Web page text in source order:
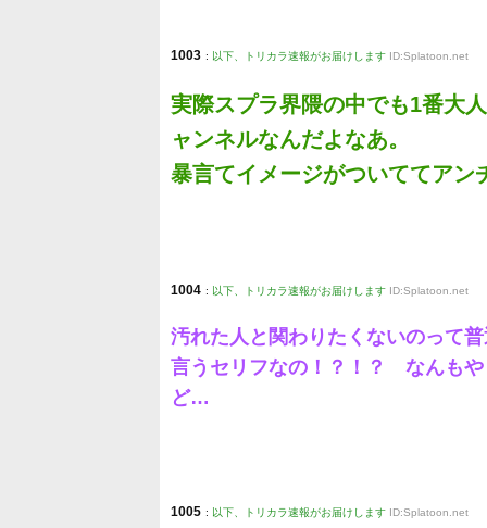
1003 : 以下、トリカラ速報がお届けします ID:Splatoon.net
実際スプラ界隈の中でも1番大
ャンネルなんだよなあ。
暴言てイメージがついててアン
1004 : 以下、トリカラ速報がお届けします ID:Splatoon.net
汚れた人と関わりたくないのって
言うセリフなの！？！？ なんもや
ど…
1005 : 以下、トリカラ速報がお届けします ID:Splatoon.net